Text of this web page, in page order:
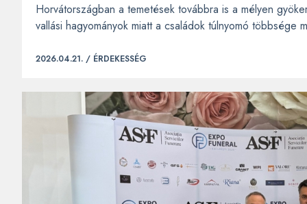
Horvátországban a temetések továbbra is a mélyen
vallási hagyományok miatt a családok túlnyomó többsége
2026.04.21. / ÉRDEKESSÉG